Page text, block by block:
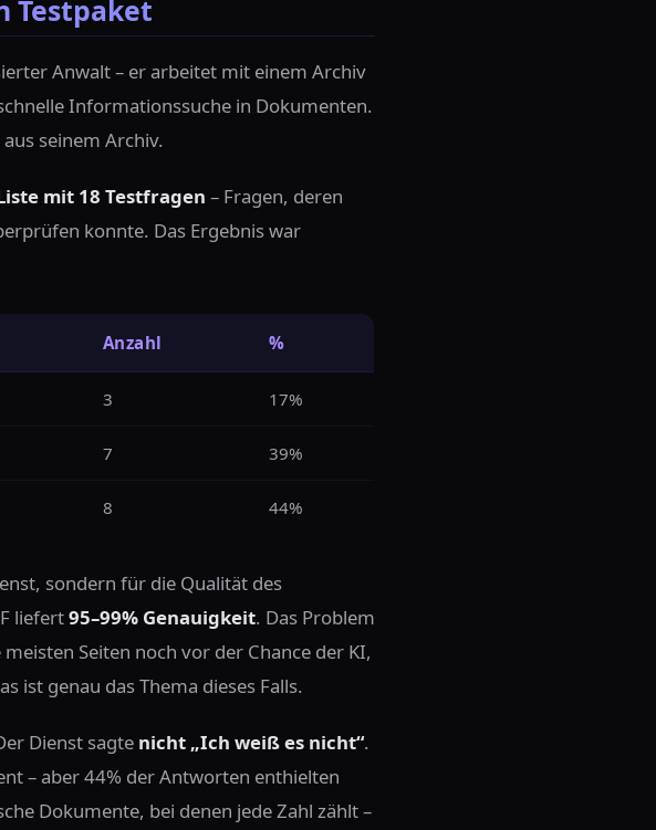
Testpaket
Anwalt – er arbeitet mit einem Archiv
Informationssuche in Dokumenten.
seinem Archiv.
mit 18 Testfragen – Fragen, deren
konnte. Das Ergebnis war
Anzahl %
3 17%
7 39%
8 44%
sondern für die Qualität des
liefert95–99% Genauigkeit. Das Problem
Seiten noch vor der Chance der KI,
ist genau das Thema dieses Falls.
Dienst sagte nicht „Ich weiß es nicht“.
– aber 44% der Antworten enthielten
Dokumente, bei denen jede Zahl zählt –